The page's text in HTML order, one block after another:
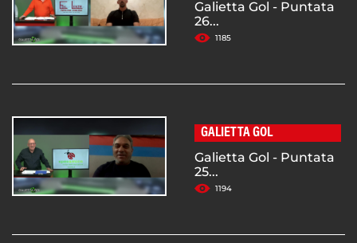
Galietta Gol - Puntata
26...
1185
GALIETTA GOL
Galietta Gol - Puntata
25...
1194